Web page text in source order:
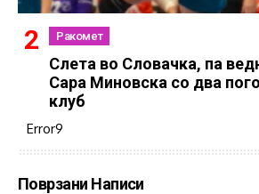
Ракомет
Слетa во Словачка, па
Сара Миновска со два
клуб
Error9
Поврзани Написи